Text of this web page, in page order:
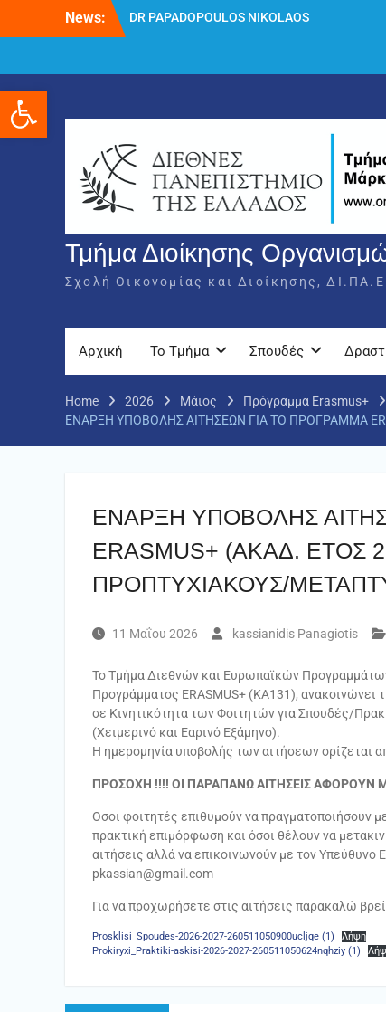
Ανοίξτε τη γραμμή εργαλείων
News:
DR PAPADOPOULOS NIKOLAOS
δικαιολογητικών και ενστάσεων για τη
Τμήμα Διοίκησης
Σχολή Οικονομίας και Διοίκησης, ΔΙ.ΠΑ.Ε.
Αρχική Το Τμήμα Σπουδές
Home 2026 Μάιος
Πρόγραμμα Erasmus+
ΕΝΑΡΞΗ ΥΠΟΒΟΛΗΣ ΑΙΤΗΣΕΩΝ ΓΙΑ ΤΟ ΠΡΟΓΡΑΜΜΑ
ΕΝΑΡΞΗ ΥΠΟΒΟΛΗΣ
ERASMUS+ (AKAΔ. ΕΤΟΣ
ΠΡΟΠΤΥΧΙΑΚΟΥΣ/
11 Μαΐου 2026 kassianidis Panagiotis
Το Τμήμα Διεθνών και Ευρωπαϊκών
Προγράμματος ERASMUS+ (KA131),
σε Κινητικότητα των Φοιτητών για Σπουδές/
(Χειμερινό και Εαρινό Εξάμηνο).
Η ημερομηνία υποβολής των αιτήσεων ορίζεται
ΠΡΟΣΟΧΗ !!!! ΟΙ ΠΑΡΑΠΑΝΩ ΑΙΤΗΣΕΙΣ ΑΦΟΡΟΥΝ
Οσοι φοιτητές επιθυμούν να πραγματοποιήσουν
πρακτική επιμόρφωση και όσοι θέλουν να
αιτήσεις αλλά να επικοινωνούν με τον
pkassian@gmail.com
Για να προχωρήσετε στις αιτήσεις παρακαλώ
Prosklisi_Spoudes-2026-2027-260511050900ucljqe (1)
Λήψη
Prokiryxi_Praktiki-askisi-2026-2027-260511050624nqhziy (1)
Πλοήγηση